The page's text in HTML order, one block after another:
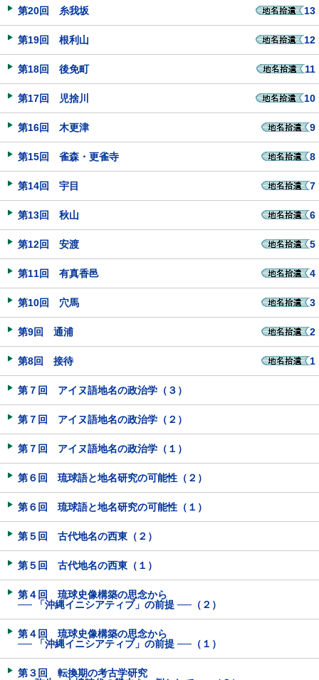
第20回 糸我坂 13
第19回 根利山 12
第18回 後免町 11
第17回 児捨川 10
第16回 木更津 9
第15回 雀森・更雀寺 8
第14回 宇目 7
第13回 秋山 6
第12回 安渡 5
第11回 有真香邑 4
第10回 穴馬 3
第9回 通浦 2
第8回 接待 1
第７回 アイヌ語地名の政治学（３）
第７回 アイヌ語地名の政治学（２）
第７回 アイヌ語地名の政治学（１）
第６回 琉球語と地名研究の可能性（２）
第６回 琉球語と地名研究の可能性（１）
第５回 古代地名の西東（２）
第５回 古代地名の西東（１）
第４回 琉球史像構築の思念から
── 「沖縄イニシアティブ」の前提 ──（２）
第４回 琉球史像構築の思念から
── 「沖縄イニシアティブ」の前提 ──（１）
第３回 転換期の考古学研究